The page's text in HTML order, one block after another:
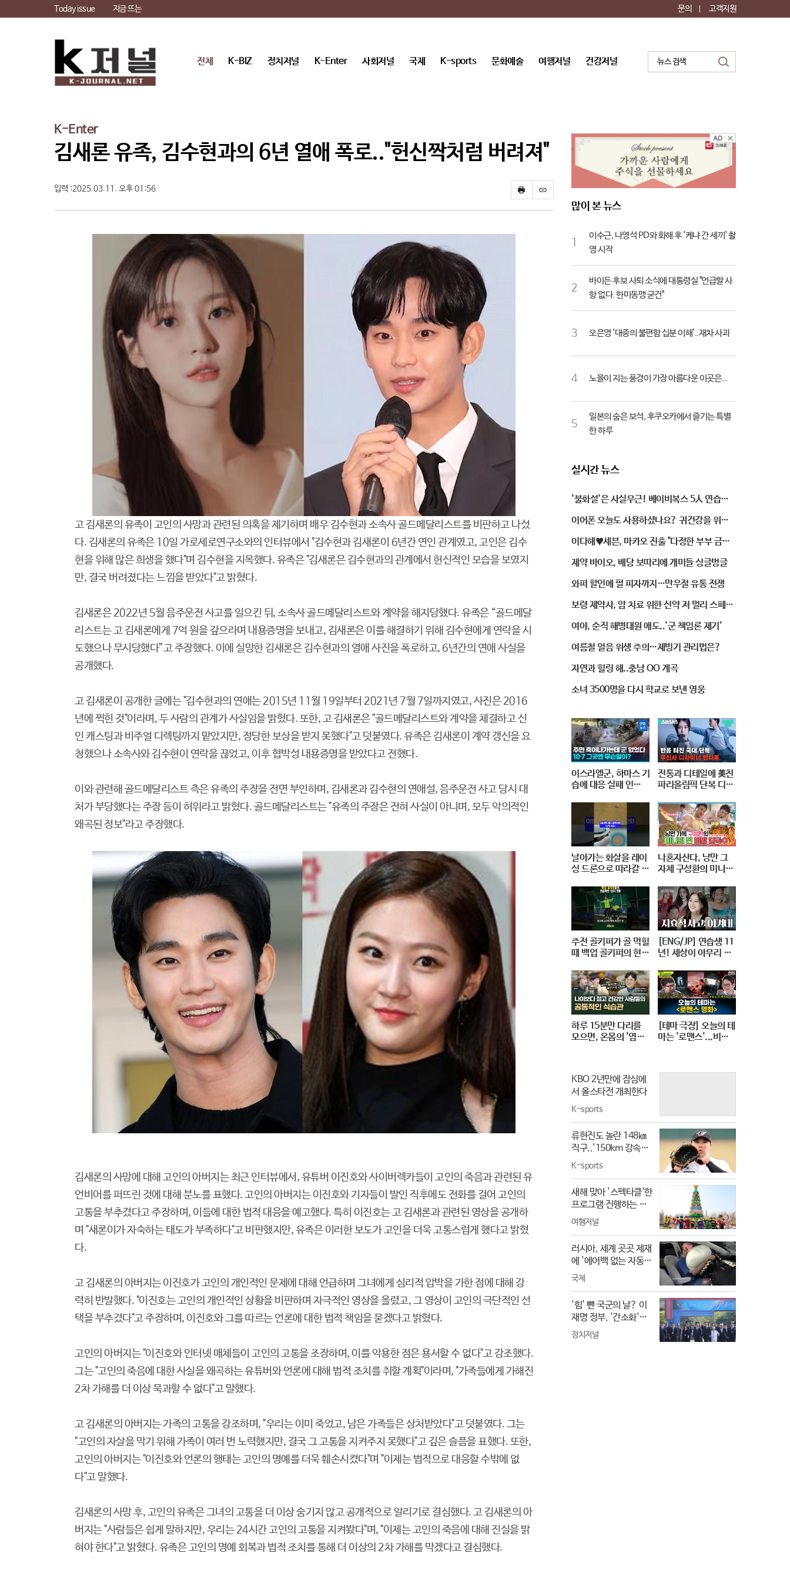
Today issue 지금 뜨는 문의 고객지원
검
전체 K-BIZ 정치저널 K-Enter 사회저널 국제 K-sports 문화예술 여행저널 건강저널
K-Enter
김새론 유족, 김수현과의 6년 열애 폭로.."헌신짝처럼 버려져"
프
스
입력 :2025.03.11. 오후 01:56
고 김새론의 유족이 고인의 사망과 관련된 의혹을 제기하며 배우 김수현과 소속사 골드메달리스트를 비판하고 나섰
다. 김새론의 유족은 10일 가로세로연구소와의 인터뷰에서 "김수현과 김새론이 6년간 연인 관계였고, 고인은 김수
현을 위해 많은 희생을 했다"며 김수현을 지목했다. 유족은 "김새론은 김수현과의 관계에서 헌신적인 모습을 보였지
만, 결국 버려졌다는 느낌을 받았다"고 밝혔다.
김새론은 2022년 5월 음주운전 사고를 일으킨 뒤, 소속사 골드메달리스트와 계약을 해지당했다. 유족은 “골드메달
리스트는 고 김새론에게 7억 원을 갚으라며 내용증명을 보내고, 김새론은 이를 해결하기 위해 김수현에게 연락을 시
도했으나 무시당했다”고 주장했다. 이에 실망한 김새론은 김수현과의 열애 사진을 폭로하고, 6년간의 연애 사실을
공개했다.
고 김새론이 공개한 글에는 "김수현과의 연애는 2015년 11월 19일부터 2021년 7월 7일까지였고, 사진은 2016
년에 찍힌 것"이라며, 두 사람의 관계가 사실임을 밝혔다. 또한, 고 김새론은 "골드메달리스트와 계약을 체결하고 신
인 캐스팅과 비주얼 디렉팅까지 맡았지만, 정당한 보상을 받지 못했다"고 덧붙였다. 유족은 김새론이 계약 갱신을 요
청했으나 소속사와 김수현이 연락을 끊었고, 이후 협박성 내용증명을 받았다고 전했다.
이와 관련해 골드메달리스트 측은 유족의 주장을 전면 부인하며, 김새론과 김수현의 연애설, 음주운전 사고 당시 대
처가 부당했다는 주장 등이 허위라고 밝혔다. 골드메달리스트는 "유족의 주장은 전혀 사실이 아니며, 모두 악의적인
왜곡된 정보"라고 주장했다.
김새론의 사망에 대해 고인의 아버지는 최근 인터뷰에서, 유튜버 이진호와 사이버렉카들이 고인의 죽음과 관련된 유
언비어를 퍼뜨린 것에 대해 분노를 표했다. 고인의 아버지는 이진호와 기자들이 발인 직후에도 전화를 걸어 고인의
고통을 부추겼다고 주장하며, 이들에 대한 법적 대응을 예고했다. 특히 이진호는 고 김새론과 관련된 영상을 공개하
며 "새론이가 자숙하는 태도가 부족하다"고 비판했지만, 유족은 이러한 보도가 고인을 더욱 고통스럽게 했다고 밝혔
다.
고 김새론의 아버지는 이진호가 고인의 개인적인 문제에 대해 언급하며 그녀에게 심리적 압박을 가한 점에 대해 강
력히 반발했다. "이진호는 고인의 개인적인 상황을 비판하며 자극적인 영상을 올렸고, 그 영상이 고인의 극단적인 선
택을 부추겼다"고 주장하며, 이진호와 그를 따르는 언론에 대한 법적 책임을 묻겠다고 밝혔다.
고인의 아버지는 "이진호와 인터넷 매체들이 고인의 고통을 조장하며, 이를 악용한 점은 용서할 수 없다"고 강조했다.
그는 "고인의 죽음에 대한 사실을 왜곡하는 유튜버와 언론에 대해 법적 조치를 취할 계획"이라며, "가족들에게 가해진
2차 가해를 더 이상 묵과할 수 없다"고 말했다.
고 김새론의 아버지는 가족의 고통을 강조하며, "우리는 이미 죽었고, 남은 가족들은 상처받았다"고 덧붙였다. 그는
"고인의 자살을 막기 위해 가족이 여러 번 노력했지만, 결국 그 고통을 지켜주지 못했다"고 깊은 슬픔을 표했다. 또한,
고인의 아버지는 "이진호와 언론의 행태는 고인의 명예를 더욱 훼손시켰다"며 "이제는 법적으로 대응할 수밖에 없
다"고 말했다.
김새론의 사망 후, 고인의 유족은 그녀의 고통을 더 이상 숨기지 않고 공개적으로 알리기로 결심했다. 고 김새론의 아
버지는 "사람들은 쉽게 말하지만, 우리는 24시간 고인의 고통을 지켜봤다"며, "이제는 고인의 죽음에 대해 진실을 밝
혀야 한다"고 밝혔다. 유족은 고인의 명예 회복과 법적 조치를 통해 더 이상의 2차 가해를 막겠다고 결심했다.
많이 본 뉴스
1
이수근, 나영석 PD와 화해 후 '케냐 간 세끼' 촬
영 시작
2
바이든 후보 사퇴 소식에 대통령실 "언급할 사
항 없다. 한미동맹 굳건"
3 오은영 '대중의 불편함 십분 이해'..재차 사과
4 노을이 지는 풍경이 가장 아름다운 이곳은...
5
일본의 숨은 보석, 후쿠오카에서 즐기는 특별
한 하루
실시간 뉴스
'불화설'은 사실무근! 베이비복스 5人 연습실
인증샷 공개
이어폰 오늘도 사용하셨나요? 귀건강을 위협
하는 이어폰
이다해♥세븐, 마카오 진출 "다정한 부부 금실
뽐내"
제약 바이오, 배당 보따리에 개미들 싱글벙글
와퍼 할인에 펄 피자까지…만우절 유통 전쟁
보령 제약사, 암 치료 위한 신약 저 멀리 스페인
서 도입
여야, 순직 해병대원 애도..'군 책임론 제기'
여름철 얼음 위생 주의…제빙기 관리법은?
자연과 힐링 해..충남 OO 계곡
소녀 3500명을 다시 학교로 보낸 영웅
이스라엘군, 하마스 기
습에 대응 실패 인
돼"/ 연합뉴스 (Yonh
apnews)
전통과 디테일에 美친
파리올림픽 단복 디자
탐탐 : 37편] / 스브스
뉴스
날아가는 화살을 레이
싱 드론으로 따라갈 수
10 #2024파리올림픽
#양궁 #다큐 #shorts
#240724저녁7시40
분 #KBS1TV
나혼자산다, 낭만 그
자체 구성환의 미나리
골뱅이 비빔 칼국수🍜
레시피 공개!, MBC 2
40517 방송
주전 골키퍼가 골 먹힐
때 백업 골키퍼의 현실
[ENG/JP] 연습생 11
년! 세상이 아무리 날
ER UP 하게 만드는 지
효적 사고 | 아주 사적
인 미술관 EP. 06 / 1
4F
하루 15분만 다리를
모으면, 온몸의 '염
[백년의 아침 1화 FUL
L]
[테마 극장] 오늘의 테
마는 '로맨스'...비포
추천! - 거의없다, [권
KBO 2년만에 잠심에
서 올스타전 개최한다
K-sports
류현진도 놀란 148㎞
직구..'150km 강속구
보나?'
K-sports
새해 맞아 '스펙타클'한
프로그램 진행하는 레
고랜드 코리아
여행저널
러시아, 세계 곳곳 제재
에 '에어백 없는 자동차
출시'
국제
'힘' 뺀 국군의 날? 이
재명 정부, '간소화'로
던진 안보 메시지
정치저널